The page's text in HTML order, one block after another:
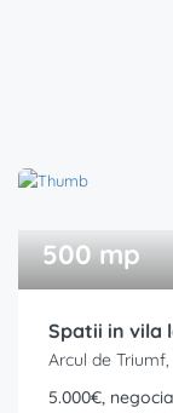
500 mp
Spatii in vila
Arcul de
5.000€,